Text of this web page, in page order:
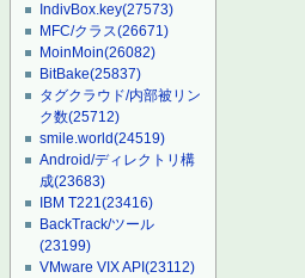
IndivBox.key(27573)
MFC/クラス(26671)
MoinMoin(26082)
BitBake(25837)
タグクラウド/内部被リン
ク数(25712)
smile.world(24519)
Android/ディレクトリ構
成(23683)
IBM T221(23416)
BackTrack/ツール
(23199)
VMware VIX API(23112)